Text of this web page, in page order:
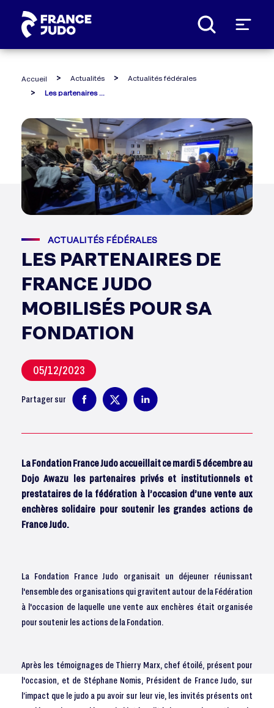
Accueil Actualités
Actualités fédérales
ACTUALITÉS FÉDÉRALES
LES PARTENAIRES DE
FRANCE JUDO
MOBILISÉS POUR SA
FONDATION
05/12/2023
Partager sur
La Fondation France Judo accueillait ce mardi 5 décembre au
Dojo Awazu les partenaires privés et institutionnels et
prestataires de la fédération à l’occasion d’une vente aux
enchères solidaire pour soutenir les grandes actions de
France Judo.
La Fondation France Judo organisait un déjeuner réunissant
l'ensemble des organisations qui gravitent autour de la Fédération
à l'occasion de laquelle une vente aux enchères était organisée
pour soutenir les actions de la Fondation.
Après les témoignages de Thierry Marx, chef étoilé, présent pour
l'occasion, et de Stéphane Nomis, Président de France Judo, sur
l’impact que le judo a pu avoir sur leur vie, les invités présents ont